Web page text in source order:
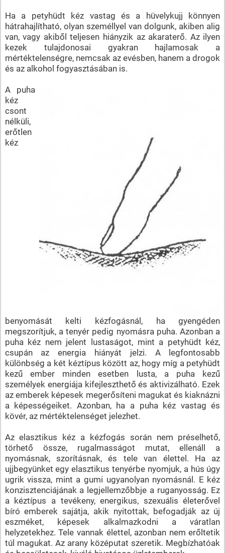
Ha a petyhüdt kéz vastag és a hüvelykujj könnyen
hátrahajlítható, olyan személlyel van dolgunk, akiben alig
van, vagy akiből teljesen hiányzik az akaraterő. Az ilyen
kezek tulajdonosai gyakran hajlamosak a
mértéktelenségre, nemcsak az evésben, hanem a drogok
és az alkohol fogyasztásában is.
A puha
kéz
csont
nélküli,
erőtlen
kéz
benyomását kelti kézfogásnál, ha gyengéden
megszorítjuk, a tenyér pedig nyomásra puha. Azonban a
puha kéz nem jelent lustaságot, mint a petyhüdt kéz,
csupán az energia hiányát jelzi. A legfontosabb
különbség a két kéztípus között az, hogy míg a petyhüdt
kezű ember minden esetben lusta, a puha kezű
személyek energiája kifejleszthető és aktivizálható. Ezek
az emberek képesek megerősíteni magukat és kiaknázni
a képességeiket. Azonban, ha a puha kéz vastag és
kövér, az mértéktelenséget jelezhet.
Az elasztikus kéz a kézfogás során nem préselhető,
törhető össze, rugalmasságot mutat, ellenáll a
nyomásnak, szorításnak, és tele van élettel. Ha az
ujjbegyünket egy elasztikus tenyérbe nyomjuk, a hús úgy
ugrik vissza, mint a gumi ugyanolyan nyomásnál. E kéz
konzisztenciájának a legjellemzőbbje a ruganyosság. Ez
a kéztípus a tevékeny, energikus, szexuális életerővel
bíró emberek sajátja, akik nyitottak, befogadják az új
eszméket, képesek alkalmazkodni a váratlan
helyzetekhez. Tele vannak élettel, azonban nem erőltetik
túl magukat. Az arany középutat szeretik. Megbízhatóak